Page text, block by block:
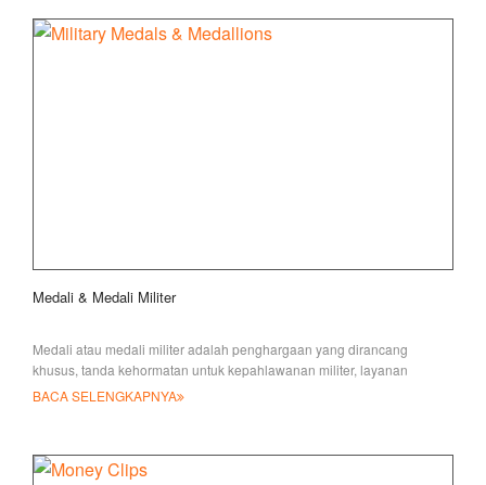
Medali & Medali Militer
Medali atau medali militer adalah penghargaan yang dirancang
khusus, tanda kehormatan untuk kepahlawanan militer, layanan
berjasa atau luar biasa
BACA SELENGKAPNYA